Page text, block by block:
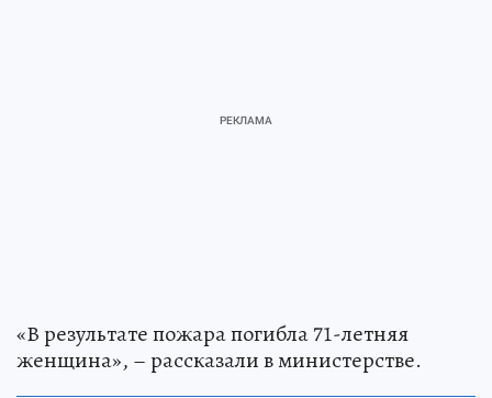
«В результате пожара погибла 71-летняя
женщина», – рассказали в министерстве.